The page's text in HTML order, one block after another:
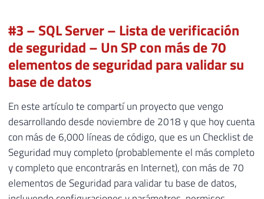
#3 – SQL Server – Lista de verificación
de seguridad – Un SP con más de 70
elementos de seguridad para validar su
base de datos
En este artículo te compartí un proyecto que vengo
desarrollando desde noviembre de 2018 y que hoy cuenta
con más de 6,000 líneas de código, que es un Checklist de
Seguridad muy completo (probablemente el más completo
y completo que encontrarás en Internet), con más de 70
elementos de Seguridad para validar tu base de datos,